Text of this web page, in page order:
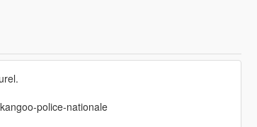
police-nationale